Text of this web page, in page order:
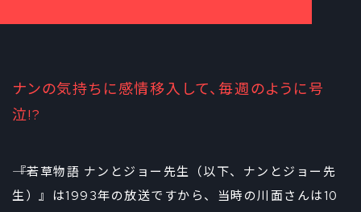
ナンの気持ちに感情移入して、毎週のように号
泣!?
――『若草物語 ナンとジョー先生（以下、ナンとジョー先
生）』は1993年の放送ですから、当時の川面さんは10